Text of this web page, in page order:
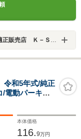
－ＳＴＡＧＥ２７２
和5年式/純正
/電動パーキン
軽減ブレーキ/
ォグライト/
本体価格
116.9万円